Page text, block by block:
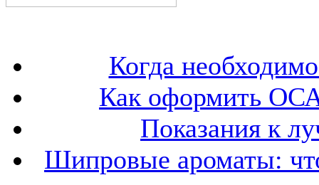
Когда
Как оформить
Показания к
Шипровые ароматы: